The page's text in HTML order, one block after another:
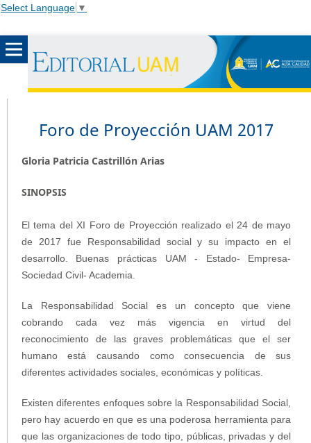
Select Language ▼
Foro de Proyección UAM 2017
Gloria Patricia Castrillón Arias
SINOPSIS
El tema del XI Foro de Proyección realizado el 24 de mayo
de 2017 fue Responsabilidad social y su impacto en el
desarrollo. Buenas prácticas UAM - Estado- Empresa-
Sociedad Civil- Academia.
La Responsabilidad Social es un concepto que viene
cobrando cada vez más vigencia en virtud del
reconocimiento de las graves problemáticas que el ser
humano está causando como consecuencia de sus
diferentes actividades sociales, económicas y políticas.
Existen diferentes enfoques sobre la Responsabilidad Social,
pero hay acuerdo en que es una poderosa herramienta para
que las organizaciones de todo tipo, públicas, privadas y del